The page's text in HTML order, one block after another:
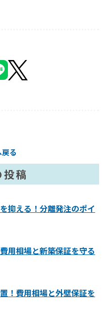
る
稿
抑える！分離発注のポイ
用相場と新築保証を守る
！費用相場と外壁保証を